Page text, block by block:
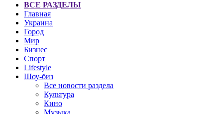
ВСЕ РАЗДЕЛЫ
Главная
Украина
Город
Мир
Бизнес
Спорт
Lifestyle
Шоу-биз
Все новости раздела
Культура
Кино
Музыка